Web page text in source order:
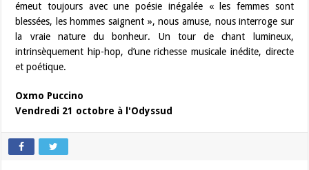
émeut toujours avec une poésie inégalée « les femmes sont
blessées, les hommes saignent », nous amuse, nous interroge sur
la vraie nature du bonheur. Un tour de chant lumineux,
intrinsèquement hip-hop, d’une richesse musicale inédite, directe
et poétique.
Oxmo Puccino
Vendredi 21 octobre à l'Odyssud